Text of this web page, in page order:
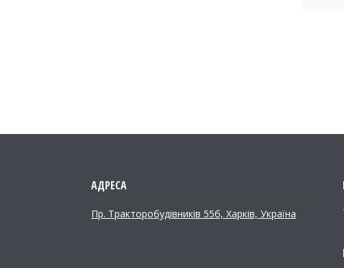
Пр. Тракторобудiвникiв 55б, Харків, Україна